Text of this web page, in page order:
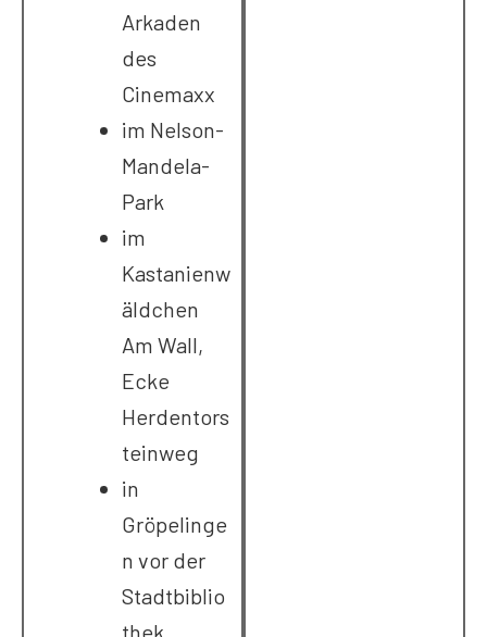
Arkaden
des
Cinemaxx
im Nelson-
Mandela-
Park
im
Kastanienw
äldchen
Am Wall,
Ecke
Herdentors
teinweg
in
Gröpelinge
n vor der
Stadtbiblio
thek